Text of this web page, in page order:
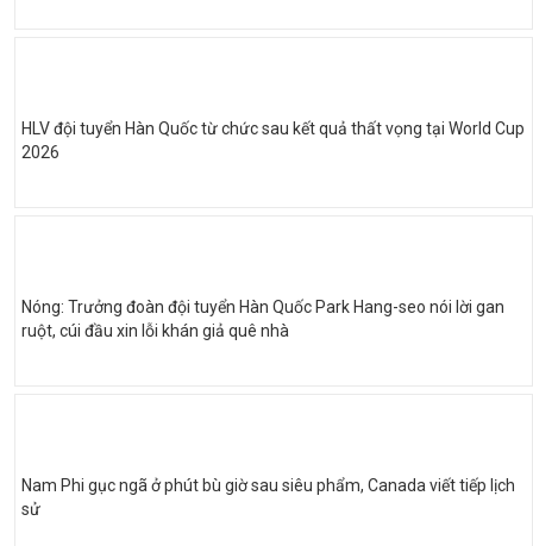
HLV đội tuyển Hàn Quốc từ chức sau kết quả thất vọng tại World Cup
2026
Nóng: Trưởng đoàn đội tuyển Hàn Quốc Park Hang-seo nói lời gan
ruột, cúi đầu xin lỗi khán giả quê nhà
Nam Phi gục ngã ở phút bù giờ sau siêu phẩm, Canada viết tiếp lịch
sử